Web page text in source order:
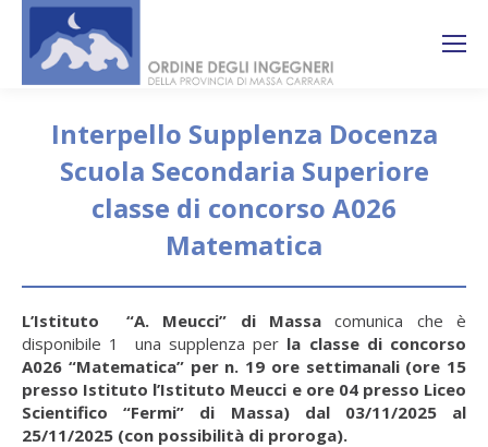
Interpello Supplenza Docenza
Scuola Secondaria Superiore
classe di concorso A026
Matematica
L’Istituto “A. Meucci” di Massacomunica che è
disponibile 1 una supplenza per la classe di concorso
A026 “Matematica” per n. 19 ore settimanali (ore 15
presso Istituto l’Istituto Meucci e ore 04 presso Liceo
Scientifico “Fermi” di Massa) dal 03/11/2025 al
25/11/2025 (con possibilità di proroga).